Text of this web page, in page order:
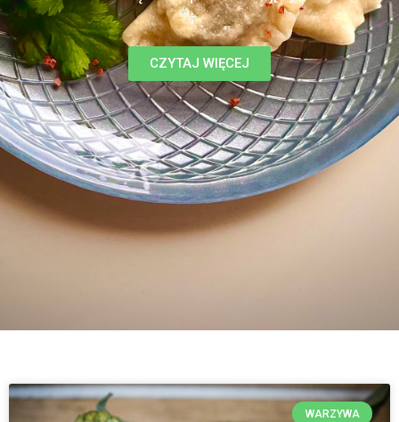
CZYTAJ WIĘCEJ
WARZYWA